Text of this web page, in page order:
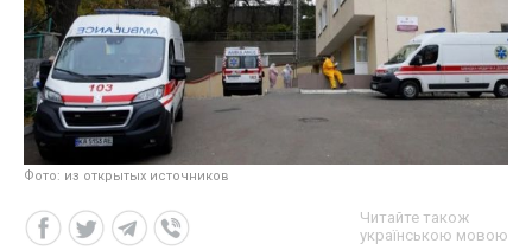
Фото: из открытых источников
Читайте також
українською мовою